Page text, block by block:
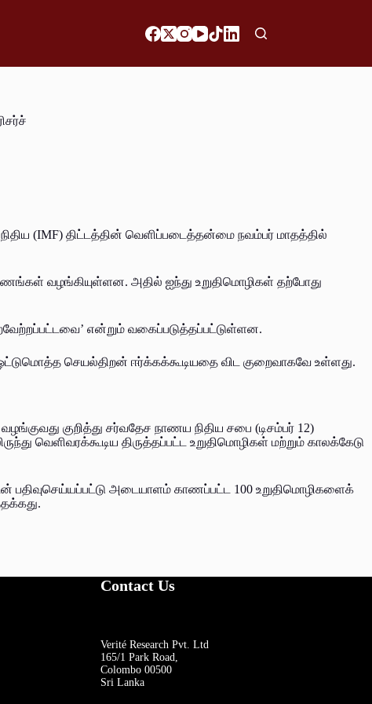
(IMF) திட்டத்தின் வெளிப்படைத்தன்மை நவம்பர் மாதத்தில்
வழங்கியுள்ளன. அதில் ஐந்து உறுதிமொழிகள் தற்போது
என்றும் வகைப்படுத்தப்பட்டுள்ளன.
செயல்திறன் ஈர்க்கக்கூடியதை விட குறைவாகவே உள்ளது.
குறித்து சர்வதேச நாணய நிதிய சபை (டிசம்பர் 12)
வெளிவரக்கூடிய திருத்தப்பட்ட உறுதிமொழிகள் மற்றும் காலக்கேடு
அடையாளம் காணப்பட்ட 100 உறுதிமொழிகளைக்
Contact Us
Verité Research Pvt. Ltd
165/1 Park Road,
Colombo 00500
Sri Lanka